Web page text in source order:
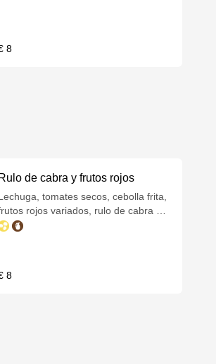
8
Rulo de cabra y frutos rojos
tomates secos, cebolla frita,
rojos variados, rulo de cabra y
balsámica de módena.
8